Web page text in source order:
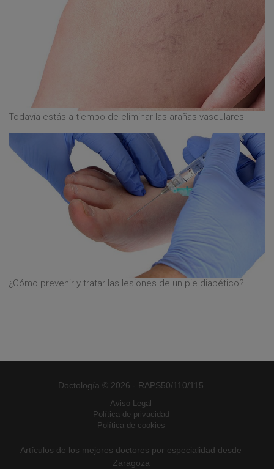
Todavía estás a tiempo de eliminar las arañas vasculares
¿Cómo prevenir y tratar las lesiones de un pie diabético?
Doctología © 2026 - RAPS50/110/115
Aviso Legal
Política de privacidad
Política de cookies
Artículos de los mejores doctores por especialidad desde
Zaragoza